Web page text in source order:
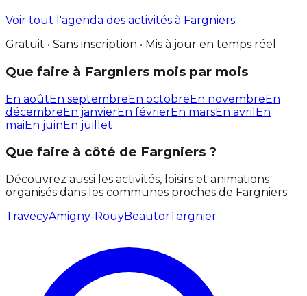
Voir tout l'agenda des activités à Fargniers
Gratuit • Sans inscription • Mis à jour en temps réel
Que faire à Fargniers mois par mois
En aoûtEn septembreEn octobreEn novembreEn
décembreEn janvierEn févrierEn marsEn avril En
maiEn juinEn juillet
Que faire à côté de Fargniers ?
Découvrez aussi les activités, loisirs et animations
organisés dans les communes proches de Fargniers.
TravecyAmigny-RouyBeautorTergnier